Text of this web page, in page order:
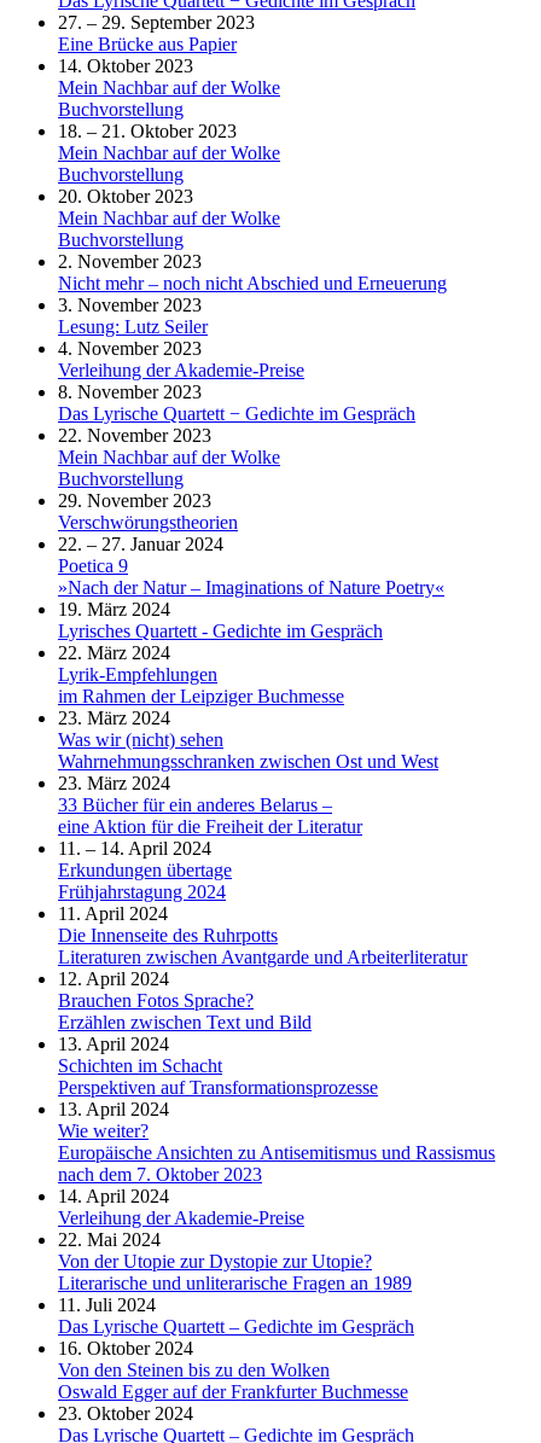
27. – 29. September 2023
Eine Brücke aus Papier
14. Oktober 2023
Mein Nachbar auf der Wolke
Buchvorstellung
18. – 21. Oktober 2023
Mein Nachbar auf der Wolke
Buchvorstellung
20. Oktober 2023
Mein Nachbar auf der Wolke
Buchvorstellung
2. November 2023
Nicht mehr – noch nicht Abschied und Erneuerung
3. November 2023
Lesung: Lutz Seiler
4. November 2023
Verleihung der Akademie-Preise
8. November 2023
Das Lyrische Quartett − Gedichte im Gespräch
22. November 2023
Mein Nachbar auf der Wolke
Buchvorstellung
29. November 2023
Verschwörungstheorien
22. – 27. Januar 2024
Poetica 9
»Nach der Natur – Imaginations of Nature Poetry«
19. März 2024
Lyrisches Quartett - Gedichte im Gespräch
22. März 2024
Lyrik-Empfehlungen
im Rahmen der Leipziger Buchmesse
23. März 2024
Was wir (nicht) sehen
Wahrnehmungsschranken zwischen Ost und West
23. März 2024
33 Bücher für ein anderes Belarus –
eine Aktion für die Freiheit der Literatur
11. – 14. April 2024
Erkundungen übertage
Frühjahrstagung 2024
11. April 2024
Die Innenseite des Ruhrpotts
Literaturen zwischen Avantgarde und Arbeiterliteratur
12. April 2024
Brauchen Fotos Sprache?
Erzählen zwischen Text und Bild
13. April 2024
Schichten im Schacht
Perspektiven auf Transformationsprozesse
13. April 2024
Wie weiter?
Europäische Ansichten zu Antisemitismus und Rassismus
nach dem 7. Oktober 2023
14. April 2024
Verleihung der Akademie-Preise
22. Mai 2024
Von der Utopie zur Dystopie zur Utopie?
Literarische und unliterarische Fragen an 1989
11. Juli 2024
Das Lyrische Quartett – Gedichte im Gespräch
16. Oktober 2024
Von den Steinen bis zu den Wolken
Oswald Egger auf der Frankfurter Buchmesse
23. Oktober 2024
Das Lyrische Quartett – Gedichte im Gespräch